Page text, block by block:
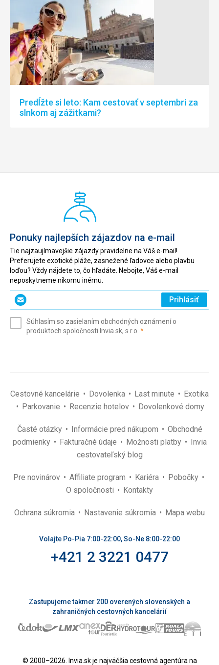
Predĺžte si leto: Kam cestovať v septembri za
slnkom aj zážitkami?
Ponuky najlepších zájazdov na e-mail
Tie najzaujímavejšie zájazdy pravidelne na Váš e-mail!
Preferujete exotické pláže, zasnežené ľadovce alebo plavbu
loďou? Vždy nájdete to, čo hľadáte. Nebojte, Váš e-mail
neposkytneme nikomu inému.
Zadajte
svoj
(povinné)
Prihlásiť
Súhlasím so zasielaním obchodných oznámení o
produktoch spoločnosti Invia.sk, s.r.o. *(povinné)
Cestovné kancelárie Dovolenka Last minute
Exotika
Parkovanie
Recenzie hotelov Dovolenkové domy
Časté otázky Informácie pred nákupom
Obchodné
podmienky
Fakturačné údaje Možnosti platby
Invia
cestovateľský blog
Pre novinárov Affiliate program Kariéra
Pobočky
O spoločnosti
Kontakty
Ochrana súkromia Nastavenie súkromia Mapa webu
Volajte Po-Pia 7:00-22:00, So-Ne 8:00-22:00
+421 2 3221 0477
Zastupujeme takmer 200 overených slovenských a
zahraničných cestovných kancelárií
© 2000–2026. Invia.sk je najväčšia cestovná agentúra na